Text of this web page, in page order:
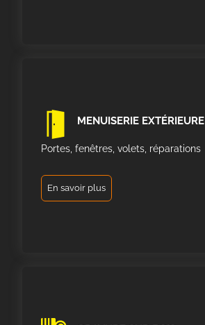
MENUISERIE EXTÉRIEURE
Portes, fenêtres, volets, réparations
En savoir plus